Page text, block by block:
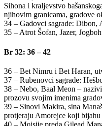
Sihona i kraljevstvo
njihovim granicama, gradove
34 – Gadovci sagrade: Dibon,
35 – Atrot Šofan, Jazer,
Br 32: 36 – 42
36 – Bet Nimru i Bet Haran,
37 – Rubenovci sagrade:
38 – Nebo, Baal Meon –
prozovu svojim imenima
39 – Sinovi Makira, sina
protjeraju Amorejce koji bijahu
40 – Mojsije preda Gilead